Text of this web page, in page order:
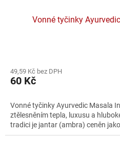
Vonné tyčinky
49,59 Kč bez DPH
60 Kč
Vonné tyčinky Ayurvedic Masala
ztělesněním tepla, luxusu a
tradici je jantar (ambra) ceněn